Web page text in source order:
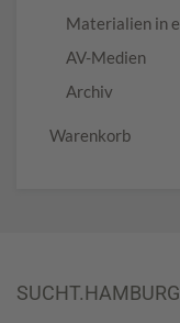
Materialien in
AV-Medien
Archiv
Warenkorb
SUCHT.HAMBURG